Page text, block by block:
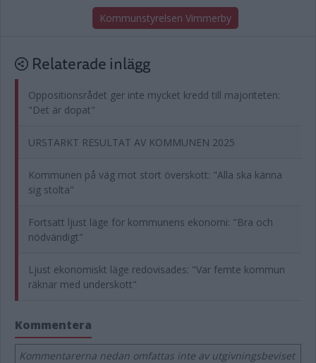
Kommunstyrelsen Vimmerby
Relaterade inlägg
Oppositionsrådet ger inte mycket kredd till majoriteten:
"Det är dopat"
URSTARKT RESULTAT AV KOMMUNEN 2025
Kommunen på väg mot stort överskott: "Alla ska känna
sig stolta"
Fortsatt ljust läge för kommunens ekonomi: "Bra och
nödvändigt"
Ljust ekonomiskt läge redovisades: "Var femte kommun
räknar med underskott"
Kommentera
Kommentarerna nedan omfattas inte av utgivningsbeviset